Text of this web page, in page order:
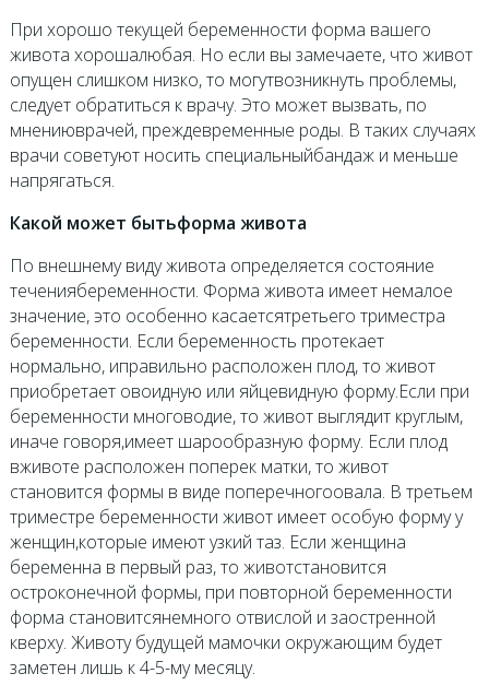
При хорошо текущей беременности форма вашего
живота хорошалюбая. Но если вы замечаете, что живот
опущен слишком низко, то могутвозникнуть проблемы,
следует обратиться к врачу. Это может вызвать, по
мнениюврачей, преждевременные роды. В таких случаях
врачи советуют носить специальныйбандаж и меньше
напрягаться.
Какой может бытьформа живота
По внешнему виду живота определяется состояние
течениябеременности. Форма живота имеет немалое
значение, это особенно касаетсятретьего триместра
беременности. Если беременность протекает
нормально, иправильно расположен плод, то живот
приобретает овоидную или яйцевидную форму.Если при
беременности многоводие, то живот выглядит круглым,
иначе говоря,имеет шарообразную форму. Если плод
вживоте расположен поперек матки, то живот
становится формы в виде поперечногоовала. В третьем
триместре беременности живот имеет особую форму у
женщин,которые имеют узкий таз. Если женщина
беременна в первый раз, то животстановится
остроконечной формы, при повторной беременности
форма становитсянемного отвислой и заостренной
кверху. Животу будущей мамочки окружающим будет
заметен лишь к 4-5-му месяцу.